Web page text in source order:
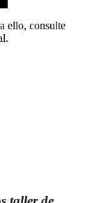
ello, consulte